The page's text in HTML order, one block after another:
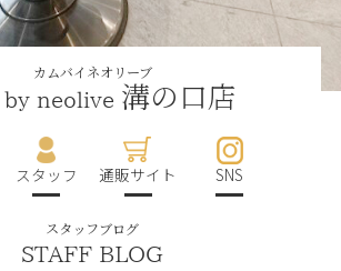
カムバイネオリーブ
by neolive 溝の口店
スタッフ 通販サイト SNS
スタッフブログ
STAFF BLOG